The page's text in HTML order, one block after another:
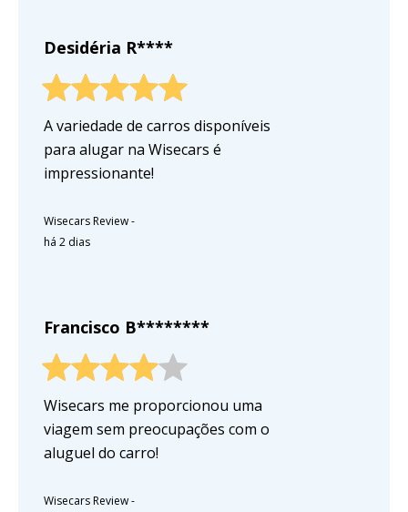
Desidéria R****
A variedade de carros disponíveis
para alugar na Wisecars é
impressionante!
Wisecars Review-
há 2 dias
Francisco B********
Wisecars me proporcionou uma
viagem sem preocupações com o
aluguel do carro!
Wisecars Review-